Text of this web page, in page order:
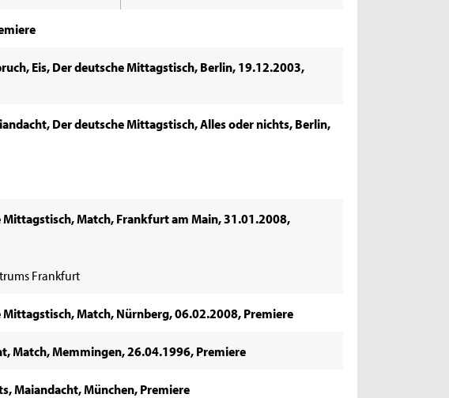
Eis, Der deutsche Mittagstisch, Berlin, 19.12.2003,
Der deutsche Mittagstisch, Alles oder nichts, Berlin,
Mittagstisch, Match, Frankfurt am Main, 31.01.2008,
Frankfurt
Match, Nürnberg, 06.02.2008, Premiere
Match, Memmingen, 26.04.1996, Premiere
Maiandacht, München, Premiere